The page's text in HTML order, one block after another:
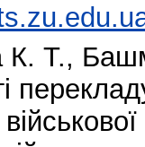
К. Т.,